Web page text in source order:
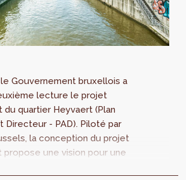
le Gouvernement bruxellois a
lecture le projet
du quartier Heyvaert (Plan
Directeur - PAD). Piloté par
la conception du projet
propose une vision pour une